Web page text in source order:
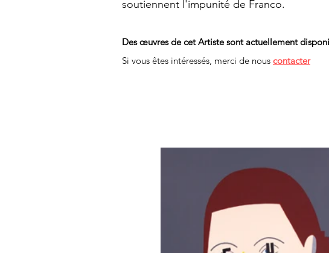
soutiennent l'impunité de Franco.
Des œuvres de cet Artiste sont actuellement
Si vous êtes intéressés, merci de nous contacter